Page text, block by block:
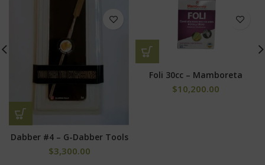
Dabber #4 – G-Dabber Tools
$3,300.00
Foli 30cc – Mamboreta
$10,200.00